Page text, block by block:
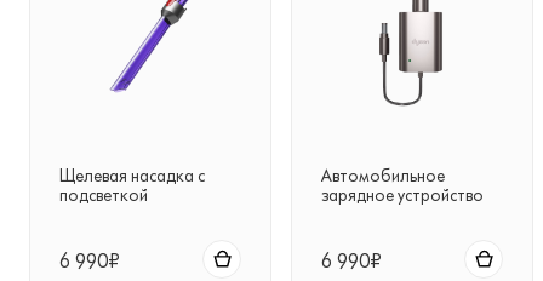
Щелевая насадка с
подсветкой
6 990₽
Автомобильное
зарядное устройство
6 990₽